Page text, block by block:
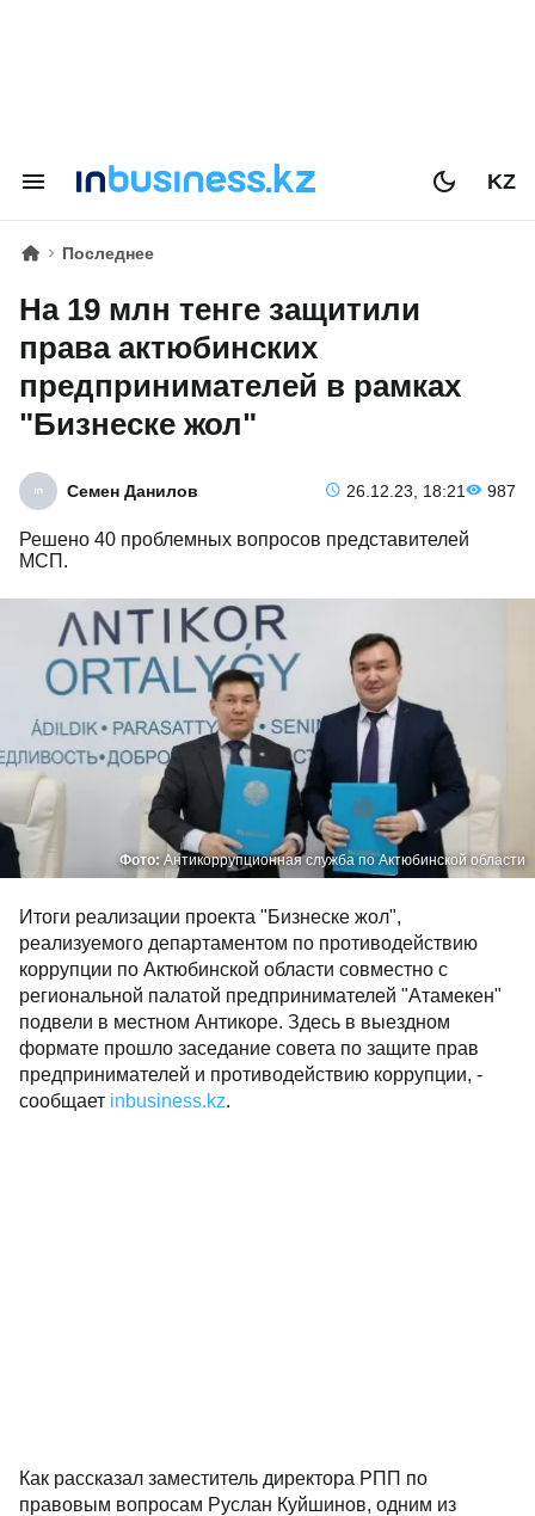
KZ
Последнее
На 19 млн тенге защитили
права актюбинских
предпринимателей в рамках
"Бизнеске жол"
Семен Данилов 26.12.23, 18:21 987
Решено 40 проблемных вопросов представителей
МСП.
Фото:Антикоррупционная служба по Актюбинской области
Итоги реализации проекта "Бизнеске жол",
реализуемого департаментом по противодействию
коррупции по Актюбинской области совместно с
региональной палатой предпринимателей "Атамекен"
подвели в местном Антикоре. Здесь в выездном
формате прошло заседание совета по защите прав
предпринимателей и противодействию коррупции, -
сообщает inbusiness.kz.
Как рассказал заместитель директора РПП по
правовым вопросам Руслан Куйшинов, одним из